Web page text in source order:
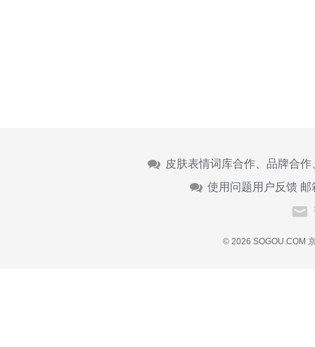
皮肤表情词库合作、品牌合
使用问题用户反馈 邮
© 2026 SOGOU.COM